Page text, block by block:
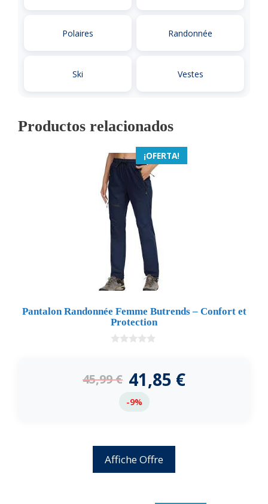
Polaires Randonnée
Ski Vestes
Productos relacionados
¡OFERTA!
Pantalon Randonnée Femme Butrends – Confort et
Protection
5
45,99€ 41,85 €
-9%
Affiche Offre